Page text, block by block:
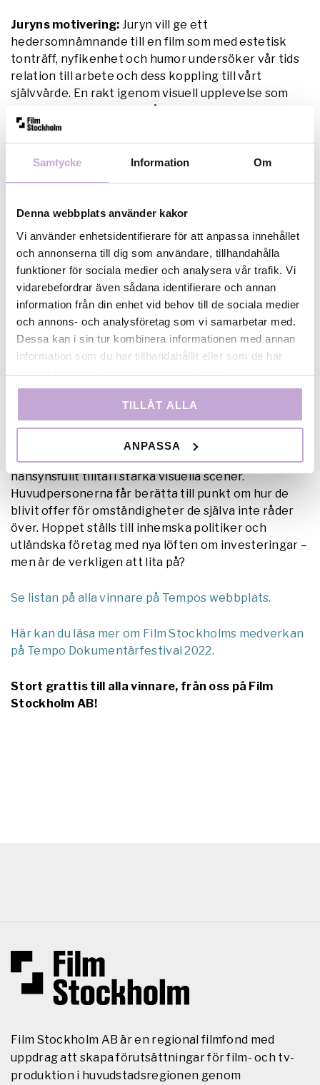
Samtycke Information Om
Denna webbplats använder kakor
Vi använder enhetsidentifierare för att anpassa innehållet
och annonserna till dig som användare, tillhandahålla
funktioner för sociala medier och analysera vår trafik. Vi
vidarebefordrar även sådana identifierare och annan
information från din enhet vid behov till de sociala medier
och annons- och analysföretag som vi samarbetar med.
Dessa kan i sin tur kombinera informationen med annan
information som du har tillhandahållit eller som de har
samlat in när du har använt deras tjänster.
TILLÅT ALLA
ANPASSA
Juryns motivering: Juryn vill ge ett
hedersomnämnande till en film som med estetisk
tonträff, nyfikenhet och humor undersöker vår tids
relation till arbete och dess koppling till vårt
självvärde. En rakt igenom visuell upplevelse som
vaggar tittaren genom frågeställningar som
synliggör västvärldens föreställning om
produktivitet. Det otroligt vackra fotot och filmens
långsamma tempo framhäver filmens budskap och
lämnar oss med en känsla av hopp om en annan
produktivitet.
TEMPO PITCH
Tempo Pitch är tävlingen för nya
dokumentärfilmsidéer. Vinnande projekt tilldelas 90
000 kr i utvecklingsmedel. Tävlingen arrangeras i
samarbete med Film Stockholm AB, SVT
Dokumentär och Svenska Filminstitutet.
Vinnare
(arbetstitel) avNima Shirali
Regissören närmar sig ett
tragiskt öde och en komplex situation med ett
hänsynsfullt tilltal i starka visuella scener.
Huvudpersonerna får berätta till punkt om hur de
blivit offer för omständigheter de själva inte råder
över. Hoppet ställs till inhemska politiker och
utländska företag med nya löften om investeringar –
men är de verkligen att lita på?
Se listan på alla vinnare på Tempos webbplats.
Här kan du läsa mer om Film Stockholms medverkan
på Tempo Dokumentärfestival 2022.
Stort grattis till alla vinnare, från oss på Film
Stockholm AB!
Film Stockholm AB är en regional filmfond med
uppdrag att skapa förutsättningar för film- och tv-
produktion i huvudstadsregionen genom